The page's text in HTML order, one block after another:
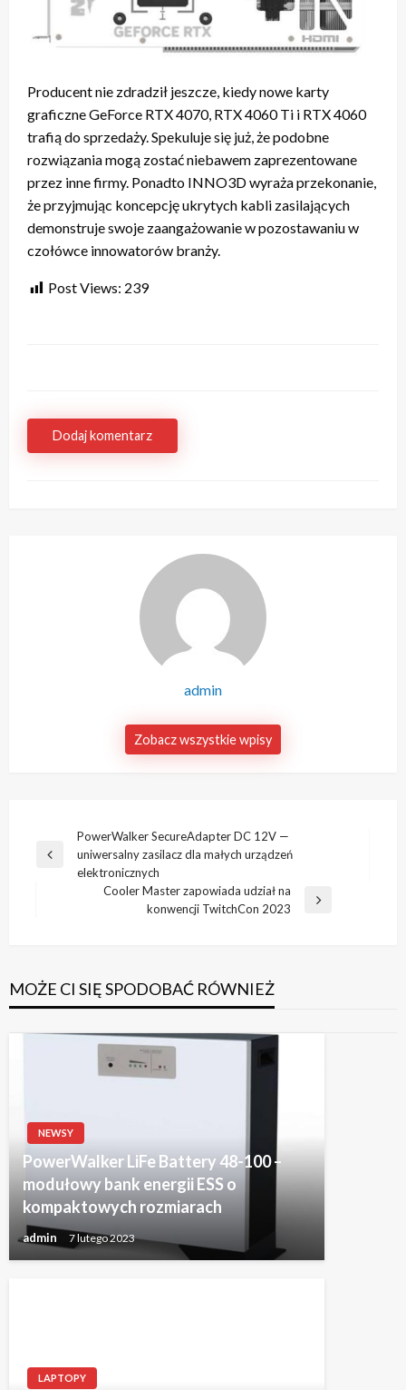
Producent nie zdradził jeszcze, kiedy nowe karty
graficzne GeForce RTX 4070, RTX 4060 Ti i RTX 4060
trafią do sprzedaży. Spekuluje się już, że podobne
rozwiązania mogą zostać niebawem zaprezentowane
przez inne firmy. Ponadto INNO3D wyraża przekonanie,
że przyjmując koncepcję ukrytych kabli zasilających
demonstruje swoje zaangażowanie w pozostawaniu w
czołówce innowatorów branży.
Post Views: 239
Dodaj komentarz
admin
Zobacz wszystkie wpisy
Nawigacja
wpisu
Poprzedni
PowerWalker SecureAdapter DC 12V —
uniwersalny zasilacz dla małych urządzeń
elektronicznych
Cooler Master zapowiada udział na
konwencji TwitchCon 2023
MOŻE CI SIĘ SPODOBAĆ RÓWNIEŻ
NEWSY
PowerWalker LiFe Battery 48-100 –
modułowy bank energii ESS o
kompaktowych rozmiarach
admin 7 lutego 2023
LAPTOPY